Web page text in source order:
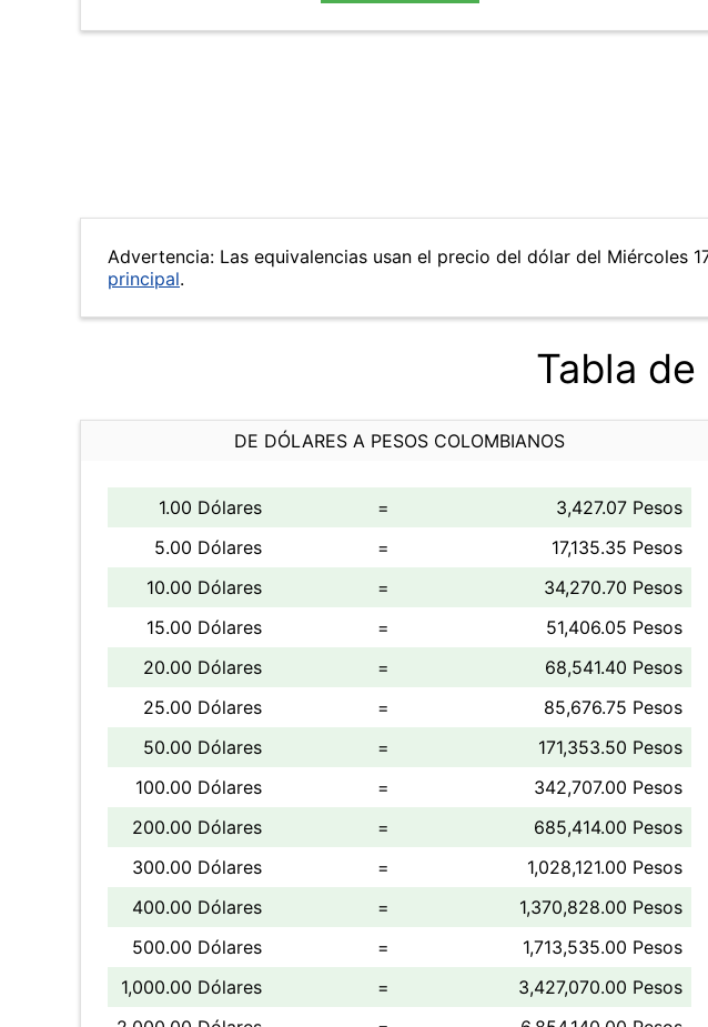
Advertencia: Las equivalencias usan el precio del dólar del Miércoles
principal.
Tabla
DE DÓLARES A PESOS COLOMBIANOS
1.00 Dólares =
3,427.07 Pesos
5.00 Dólares
=
17,135.35 Pesos
10.00 Dólares
=
34,270.70 Pesos
15.00 Dólares
=
51,406.05 Pesos
20.00 Dólares
=
68,541.40 Pesos
25.00 Dólares
=
85,676.75 Pesos
50.00 Dólares
=
171,353.50 Pesos
100.00 Dólares
=
342,707.00 Pesos
200.00 Dólares
=
685,414.00 Pesos
300.00 Dólares
=
1,028,121.00 Pesos
400.00 Dólares
=
1,370,828.00 Pesos
500.00 Dólares
=
1,713,535.00 Pesos
1,000.00 Dólares
=
3,427,070.00 Pesos